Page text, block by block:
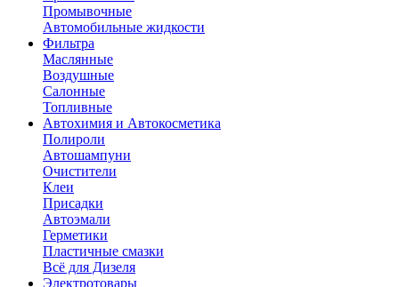
Промывочные
Автомобильные жидкости
Фильтра
Маслянные
Воздушные
Салонные
Топливные
Автохимия и Автокосметика
Полироли
Автошампуни
Очистители
Клеи
Присадки
Автоэмали
Герметики
Пластичные смазки
Всё для Дизеля
Электротовары